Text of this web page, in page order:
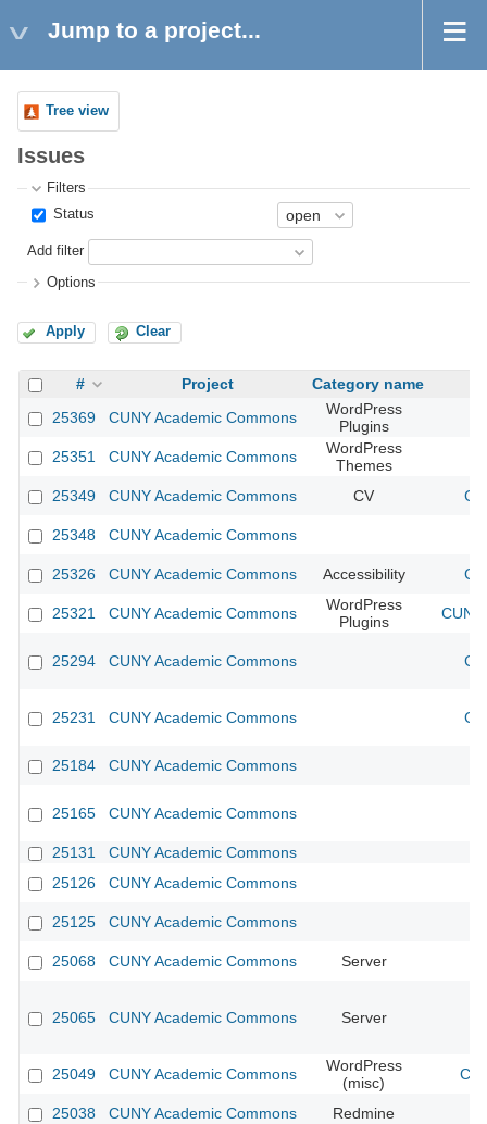
Jump to a project...
Tree view
Issues
Filters
Status
Add filter
Options
Apply Clear
# Project
Category name
25369
CUNY Academic Commons
WordPress
Plugins
25351
CUNY Academic Commons
WordPress
Themes
25349
CUNY Academic Commons CV
25348 CUNY Academic Commons
25326 CUNY Academic Commons Accessibility
25321 CUNY Academic Commons
WordPress
Plugins
25294 CUNY Academic Commons
25231 CUNY Academic Commons
25184 CUNY Academic Commons
25165 CUNY Academic Commons
25131
CUNY Academic Commons
25126
CUNY Academic Commons
25125 CUNY Academic Commons
25068 CUNY Academic Commons Server
25065 CUNY Academic Commons Server
25049 CUNY Academic Commons
WordPress
(misc)
25038 CUNY Academic Commons Redmine